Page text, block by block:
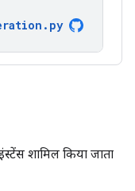
. py
शामिल किया जाता